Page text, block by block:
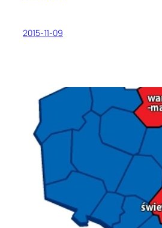
2015-11-09